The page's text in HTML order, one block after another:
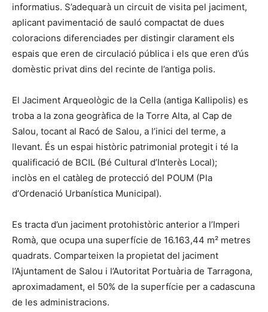
informatius. S’adequarà un circuit de visita pel jaciment,
aplicant pavimentació de sauló compactat de dues
coloracions diferenciades per distingir clarament els
espais que eren de circulació pública i els que eren d’ús
domèstic privat dins del recinte de l’antiga polis.
El Jaciment Arqueològic de la Cella (antiga Kallipolis) es
troba a la zona geogràfica de la Torre Alta, al Cap de
Salou, tocant al Racó de Salou, a l’inici del terme, a
llevant. És un espai històric patrimonial protegit i té la
qualificació de BCIL (Bé Cultural d’Interès Local);
inclòs en el catàleg de protecció del POUM (Pla
d’Ordenació Urbanística Municipal).
Es tracta d’un jaciment protohistòric anterior a l’Imperi
Romà, que ocupa una superfície de 16.163,44 m² metres
quadrats. Comparteixen la propietat del jaciment
l’Ajuntament de Salou i l’Autoritat Portuària de Tarragona,
aproximadament, el 50% de la superfície per a cadascuna
de les administracions.